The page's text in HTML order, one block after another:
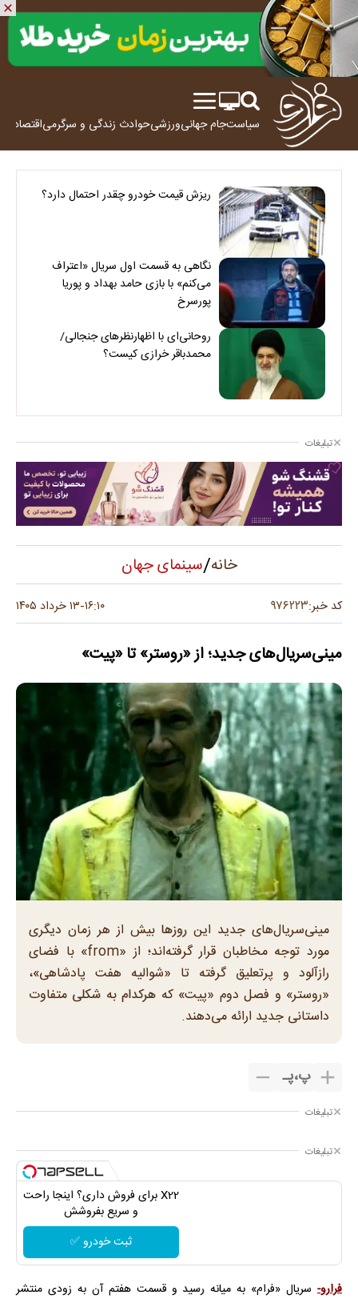
سیاستجام جهانیورزشیحوادث زندگی و سرگرمیاقتصاد
ریزش قیمت خودرو چقدر احتمال دارد؟
نگاهی به قسمت اول سریال «اعتراف
می‌کنم» با بازی حامد بهداد و پوریا
پورسرخ
روحانی‌ای با اظهارنظرهای جنجالی/
محمدباقر خرازی کیست؟
تبلیغات
خانه/سینمای جهان
کد خبر:۹۷۶۲۲۳ ۱۶:۱۰-۱۳ خرداد ۱۴۰۵
مینی‌سریال‌های جدید؛ از «روستر» تا «پیت»
مینی‌سریال‌های جدید این روزها بیش از هر زمان دیگری
مورد توجه مخاطبان قرار گرفته‌اند؛ از «from» با فضای
رازآلود و پرتعلیق گرفته تا «شوالیه هفت پادشاهی»،
«روستر» و فصل دوم «پیت» که هرکدام به شکلی متفاوت
داستانی جدید ارائه می‌دهند.
پ،پـ
تبلیغات
تبلیغات
X22 برای فروش داری؟ اینجا راحت
و سریع بفروشش
ثبت خودرو ✅
فرارو- سریال «فرام» به میانه رسید و قسمت هفتم آن به زودی منتشر